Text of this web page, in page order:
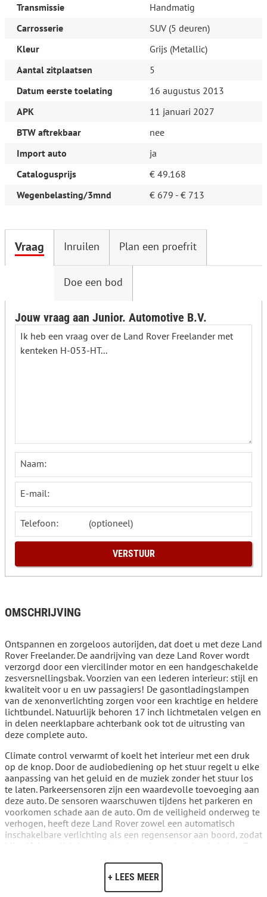
Transmissie
Handmatig
Carrosserie
SUV (5 deuren)
Kleur
Grijs (Metallic)
Aantal zitplaatsen
5
Datum eerste toelating
16 augustus 2013
APK
11 januari 2027
BTW aftrekbaar
nee
Import auto
ja
Catalogusprijs
€ 49.168
Wegenbelasting/3mnd
€ 679 - € 713
Vraag Inruilen Plan een proefrit
Doe een bod
Jouw vraag aan Junior. Automotive B.V.
Naam:
E-mail:
Telefoon:
OMSCHRIJVING
Ontspannen en zorgeloos autorijden, dat doet u met deze Land
Rover Freelander. De aandrijving van deze Land Rover wordt
verzorgd door een viercilinder motor en een handgeschakelde
zesversnellingsbak. Voorzien van een lederen interieur: stijl en
kwaliteit voor u en uw passagiers! De gasontladingslampen
van de xenonverlichting zorgen voor een krachtige en heldere
lichtbundel. Natuurlijk behoren 17 inch lichtmetalen velgen en
in delen neerklapbare achterbank ook tot de uitrusting van
deze complete auto.
Climate control verwarmt of koelt het interieur met een druk
op de knop. Door de audiobediening op het stuur regelt u elke
aanpassing van het geluid en de muziek zonder het stuur los
te laten. Parkeersensoren zijn een waardevolle toevoeging aan
deze auto. De sensoren waarschuwen tijdens het parkeren en
voorkomen schade aan de auto. Om de veiligheid onderweg te
verhogen, heeft deze Land Rover zowel een automatisch
inschakelbare verlichting als een regensensor aan boord, zodat
hij zelf de verlichting en de ruitenwissers kan inschakelen. De
lederen stuur, centrale deurvergrendeling met
afstandsbediening en lederen versnellingspook is deze auto
+ LEES MEER